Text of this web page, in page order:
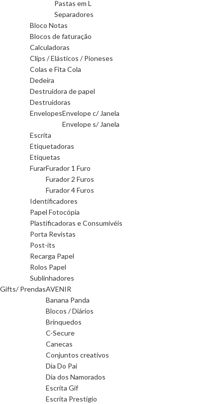
Pastas em L
Separadores
Bloco Notas
Blocos de faturação
Calculadoras
Clips / Elásticos / Pioneses
Colas e Fita Cola
Dedeira
Destruidora de papel
Destruidoras
EnvelopesEnvelope c/ Janela
Envelope s/ Janela
Escrita
Etiquetadoras
Etiquetas
FurarFurador 1 Furo
Furador 2 Furos
Furador 4 Furos
Identificadores
Papel Fotocópia
Plastificadoras e Consumivéis
Porta Revistas
Post-its
Recarga Papel
Rolos Papel
Sublinhadores
Gifts/ PrendasAVENIR
Banana Panda
Blocos / Diários
Brinquedos
C-Secure
Canecas
Conjuntos creativos
Dia Do Pai
Dia dos Namorados
Escrita Gif
Escrita Prestigio